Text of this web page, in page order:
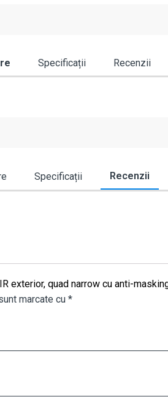
Specificații Recenzii
Specificații Recenzii
exterior, quad narrow cu anti-
marcate cu *